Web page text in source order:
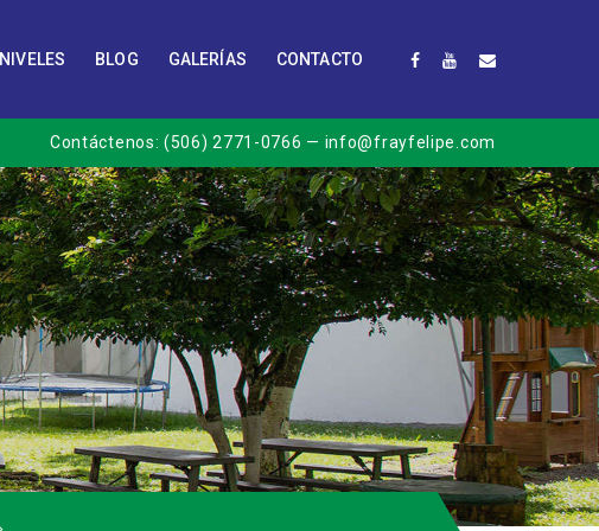
NIVELES BLOG GALERÍAS CONTACTO
Contáctenos:(506) 2771-0766 — info@frayfelipe.com